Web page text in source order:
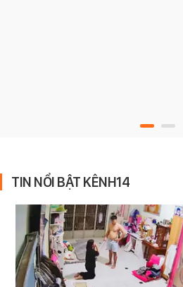
TIN NỔI BẬT KÊNH14